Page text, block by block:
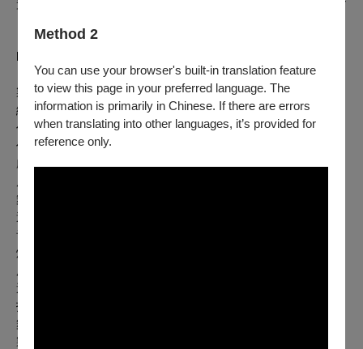
Method 2
You can use your browser's built-in translation feature
to view this page in your preferred language. The
information is primarily in Chinese. If there are errors
when translating into other languages, it’s provided for
reference only.
HJ CULTURE
製作人｜한승원 韓昇元、김종석 金鐘碩
編劇｜ 김유현 金柔灦
作曲｜ 김보람 金BO RAM
作曲暨音樂總監｜이진욱 李珍旭
劇本改編/
舞台設計｜김대한 金大韓
道具設計｜김정란 金貞蘭
音響設計｜김주한 金胄漢
燈光設計｜이주원 李周園
造型設計｜김숙희 金淑熙
技術總監｜서정민 徐廷玟
舞台總監｜박정우 朴正雨
製作PD｜한지원 漢智願